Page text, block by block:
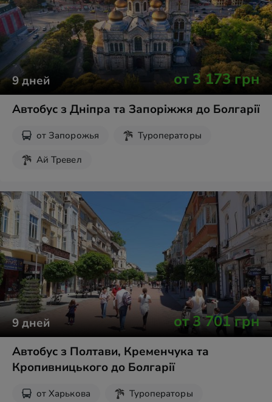
9дней от 3 173грн
Автобус з Дніпра та Запоріжжя до Болгарії
от Запорожья
Туроператоры
Ай Тревел
9дней от3 701грн
Автобус з Полтави, Кременчука та
Кропивницького до Болгарії
от Харькова
Туроператоры